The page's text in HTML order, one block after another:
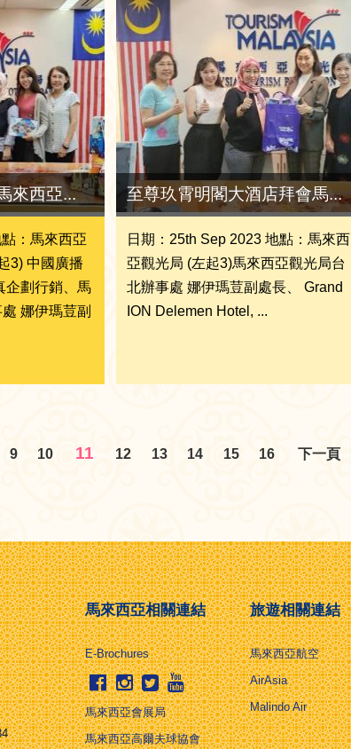
來西亞...
：馬來西亞
3) 中國廣播
企劃行銷、馬
娜伊瑪荳副
至尊玖霄明閣大酒店拜會馬...
日期：25th Sep 2023 地點：馬來西
亞觀光局 (左起3)馬來西亞觀光局台
北辦事處 娜伊瑪荳副處長、 Grand
ION Delemen Hotel, ...
9 10 11 12 13 14 15 16 下一頁
馬來西亞相關連結
E-Brochures
馬來西亞會展局
馬來西亞高爾夫球協會
旅遊相關連結
馬來西亞航空
AirAsia
Malindo Air